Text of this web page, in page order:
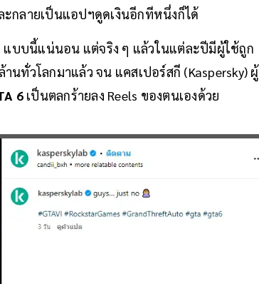
กลายเป็นแอปฯดูดเงินอีกทีหนึ่งก็ได้
แบบนี้แน่นอน แต่จริง ๆ แล้วในแต่ละปีมีผู้ใช้ถูก
ทั่วโลกมาแล้ว จน แคสเปอร์สกี (Kaspersky) ผู้
6เป็นตลกร้ายลง Reels ของตนเองด้วย